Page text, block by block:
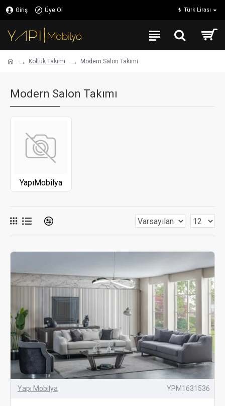
Giriş Üye Ol ₺ Türk Lirası
Koltuk Takımı Modern Salon Takımı
Modern Salon Takımı
YapıMobilya
Yapı Mobilya YPM1631536